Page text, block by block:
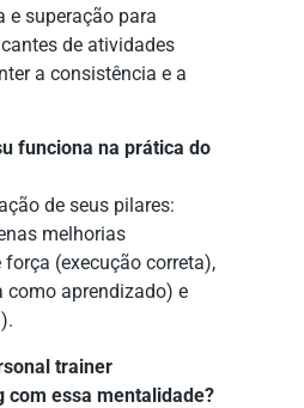
e superação para
de atividades
a consistência e a
funciona na prática do
de seus pilares:
melhorias
(execução correta),
como aprendizado) e
trainer
com essa mentalidade?